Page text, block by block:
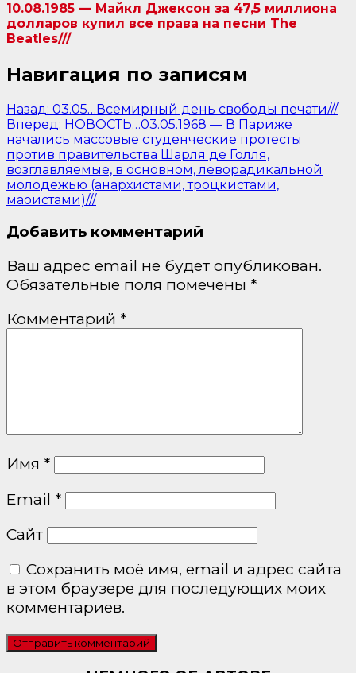
10.08.1985 — Майкл Джексон за 47,5 миллиона
долларов купил все права на песни The
Beatles///
Навигация по записям
Назад: 03.05…Всемирный день свободы печати///
Вперед: НОВОСТЬ…03.05.1968 — В Париже
начались массовые студенческие протесты
против правительства Шарля де Голля,
возглавляемые, в основном, леворадикальной
молодёжью (анархистами, троцкистами,
маоистами)///
Добавить комментарий
Ваш адрес email не будет опубликован.
Обязательные поля помечены *
Комментарий *
Имя *
Email *
Сайт
Сохранить моё имя, email и адрес сайта
в этом браузере для последующих моих
комментариев.